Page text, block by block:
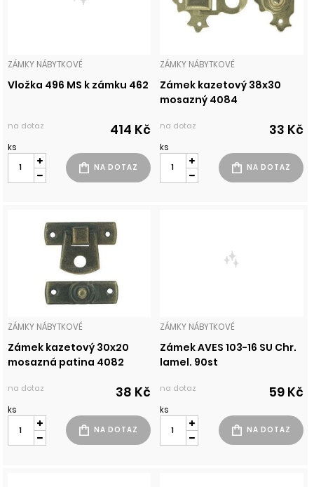
ZÁMKY NÁBYTKOVÉ
Vložka 496 MS k zámku 462
na dotaz 414 Kč
ks
ZÁMKY NÁBYTKOVÉ
Zámek kazetový 38x30
mosazný 4084
na dotaz 33 Kč
ks
ZÁMKY NÁBYTKOVÉ
Zámek kazetový 30x20
mosazná patina 4082
na dotaz 38 Kč
ks
ZÁMKY NÁBYTKOVÉ
Zámek AVES 103-16 SU Chr.
lamel. 90st
na dotaz 59 Kč
ks